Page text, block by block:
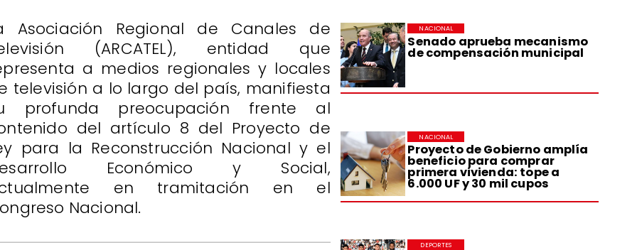
Senado aprueba mecanismo
de compensación municipal
NACIONAL
Proyecto de Gobierno amplía
beneficio para comprar
primera vivienda: tope a
6.000 UF y 30 mil cupos
NACIONAL
DEPORTES
Asociación Regional de Canales de
(ARCATEL), entidad que
a medios regionales y locales
televisión a lo largo del país, manifiesta
profunda preocupación frente al
del artículo 8 del Proyecto de
para la Reconstrucción Nacional y el
Económico y Social,
en tramitación en el
Nacional.